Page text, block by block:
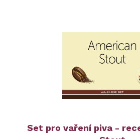
Set pro vaření piva -